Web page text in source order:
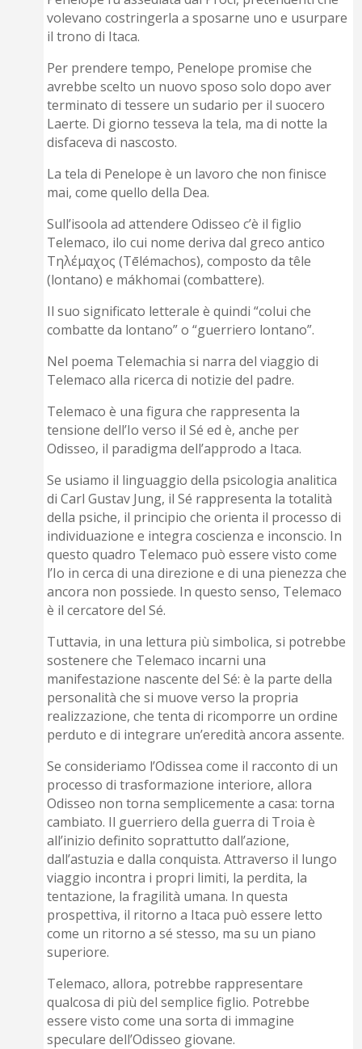
volevano costringerla a sposarne uno e usurpare
il trono di Itaca.
Per prendere tempo, Penelope promise che
avrebbe scelto un nuovo sposo solo dopo aver
terminato di tessere un sudario per il suocero
Laerte. Di giorno tesseva la tela, ma di notte la
disfaceva di nascosto.
La tela di Penelope è un lavoro che non finisce
mai, come quello della Dea.
Sull’isoola ad attendere Odisseo c’è il figlio
Telemaco, ilo cui nome deriva dal greco antico
Τηλέμαχος (Tēlémachos), composto da têle
(lontano) e mákhomai (combattere).
Il suo significato letterale è quindi “colui che
combatte da lontano” o “guerriero lontano”.
Nel poema Telemachia si narra del viaggio di
Telemaco alla ricerca di notizie del padre.
Telemaco è una figura che rappresenta la
tensione dell’Io verso il Sé ed è, anche per
Odisseo, il paradigma dell’approdo a Itaca.
Se usiamo il linguaggio della psicologia analitica
di Carl Gustav Jung, il Sé rappresenta la totalità
della psiche, il principio che orienta il processo di
individuazione e integra coscienza e inconscio. In
questo quadro Telemaco può essere visto come
l’Io in cerca di una direzione e di una pienezza che
ancora non possiede. In questo senso, Telemaco
è il cercatore del Sé.
Tuttavia, in una lettura più simbolica, si potrebbe
sostenere che Telemaco incarni una
manifestazione nascente del Sé: è la parte della
personalità che si muove verso la propria
realizzazione, che tenta di ricomporre un ordine
perduto e di integrare un’eredità ancora assente.
Se consideriamo l’Odissea come il racconto di un
processo di trasformazione interiore, allora
Odisseo non torna semplicemente a casa: torna
cambiato. Il guerriero della guerra di Troia è
all’inizio definito soprattutto dall’azione,
dall’astuzia e dalla conquista. Attraverso il lungo
viaggio incontra i propri limiti, la perdita, la
tentazione, la fragilità umana. In questa
prospettiva, il ritorno a Itaca può essere letto
come un ritorno a sé stesso, ma su un piano
superiore.
Telemaco, allora, potrebbe rappresentare
qualcosa di più del semplice figlio. Potrebbe
essere visto come una sorta di immagine
speculare dell’Odisseo giovane.